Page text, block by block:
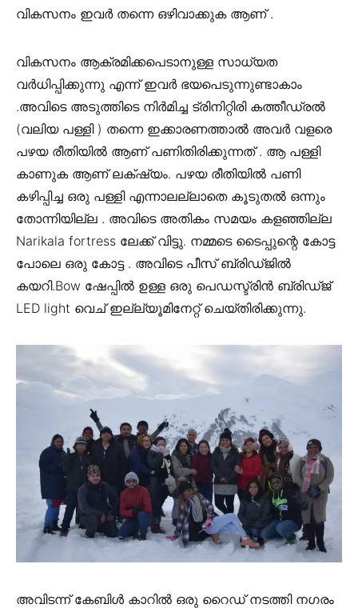
വികസനം ഇവർ തന്നെ ഒഴിവാക്കുക ആണ് .
വികസനം ആക്രമിക്കപെടാനുള്ള സാധ്യത
വർധിപ്പിക്കുന്നു എന്ന് ഇവർ ഭയപെടുന്നുണ്ടാകാം
.അവിടെ അടുത്തിടെ നിർമിച്ച ട്രിനിറ്റിരി കത്തീഡ്രൽ
(വലിയ പള്ളി ) തന്നെ ഇക്കാരണത്താൽ അവർ വളരെ
പഴയ രീതിയിൽ ആണ് പണിതിരിക്കുന്നത് . ആ പള്ളി
കാണുക ആണ് ലക്‌ഷ്യം. പഴയ രീതിയിൽ പണി
കഴിപ്പിച്ച ഒരു പള്ളി എന്നാലല്ലാതെ കൂടുതൽ ഒന്നും
തോന്നിയില്ല . അവിടെ അതികം സമയം കളഞ്ഞില്ല
Narikala fortress ലേക്ക് വിട്ടു. നമ്മടെ ടൈപ്പുന്റെ കോട്ട
പോലെ ഒരു കോട്ട . അവിടെ പീസ് ബ്രിഡ്ജിൽ
കയറി.Bow ഷേപ്പിൽ ഉള്ള ഒരു പെഡസ്ട്രിൻ ബ്രിഡ്ജ്
LED light വെച് ഇല്ല്യൂമിനേറ്റ് ചെയ്തിരിക്കുന്നു.
അവിടന്ന് കേബിൾ കാറിൽ ഒരു റൈഡ് നടത്തി നഗരം